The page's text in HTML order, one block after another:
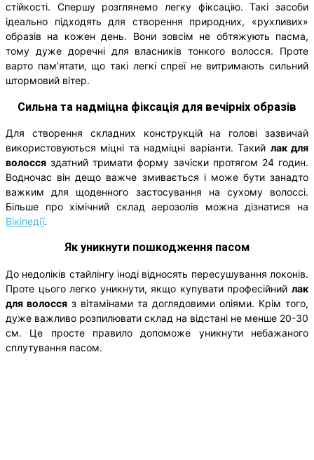
стійкості. Спершу розглянемо легку фіксацію. Такі засоби
ідеально підходять для створення природних, «рухливих»
образів на кожен день. Вони зовсім не обтяжують пасма,
тому дуже доречні для власників тонкого волосся. Проте
варто пам’ятати, що такі легкі спреї не витримають сильний
штормовий вітер.
Сильна та надміцна фіксація для вечірніх образів
Для створення складних конструкцій на голові зазвичай
використовуються міцні та надміцні варіанти. Такий лак для
волосся здатний тримати форму зачіски протягом 24 годин.
Водночас він дещо важче змивається і може бути занадто
важким для щоденного застосування на сухому волоссі.
Більше про хімічний склад аерозолів можна дізнатися на
Вікіпедії.
Як уникнути пошкодження пасом
До недоліків стайлінгу іноді відносять пересушування локонів.
Проте цього легко уникнути, якщо купувати професійний лак
для волосся з вітамінами та доглядовими оліями. Крім того,
дуже важливо розпилювати склад на відстані не менше 20-30
см. Це просте правило допоможе уникнути небажаного
сплутування пасом.